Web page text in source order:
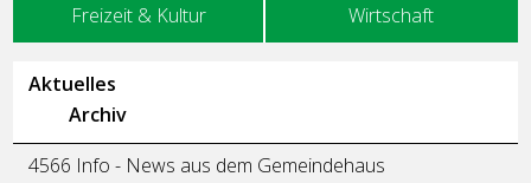
Freizeit & Kultur Wirtschaft
Unternavigation
Aktuelles
Archiv
4566 Info - News aus dem Gemeindehaus